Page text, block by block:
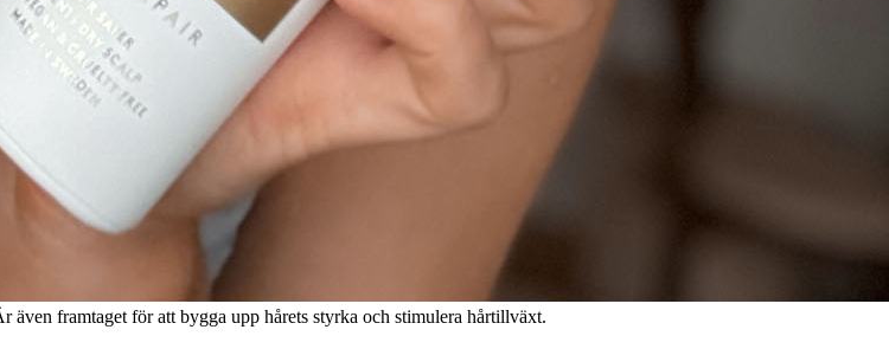
framtaget för att bygga upp hårets styrka och stimulera hårtillväxt.